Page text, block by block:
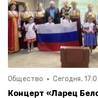
Общество Сегодня,
Концерт «Ларец